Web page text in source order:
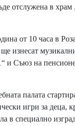
отслужена в храм
от 10 часа в
изнесат
и Съюз на
палата
игри за деца,
в специално